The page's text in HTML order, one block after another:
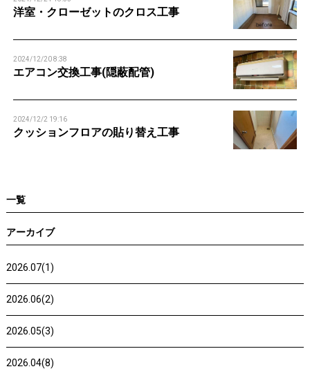
洋室・クローゼットのクロス工事
2024/12/20 8:38
エアコン交換工事(隠蔽配管)
2024/12/2 19:16
クッションフロアの貼り替え工事
一覧
アーカイブ
2026.07(1)
2026.06(2)
2026.05(3)
2026.04(8)